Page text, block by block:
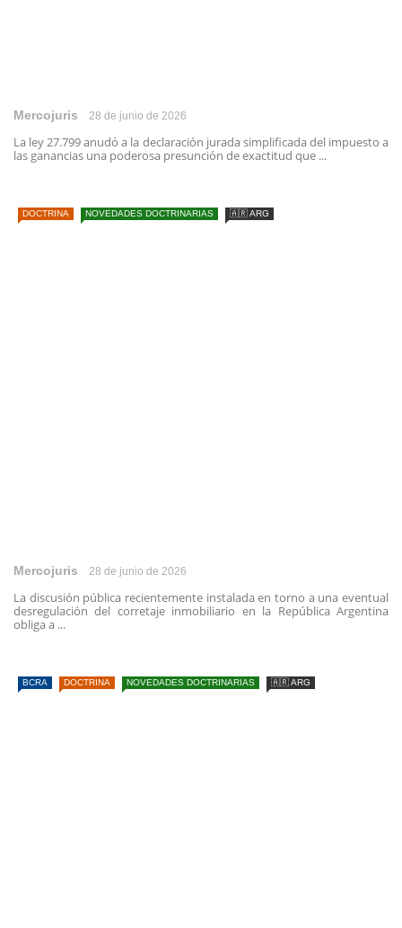
Mercojuris 28 de junio de 2026
La ley 27.799 anudó a la declaración jurada simplificada del impuesto a
las ganancias una poderosa presunción de exactitud que ...
DOCTRINA NOVEDADES DOCTRINARIAS 🇦🇷 ARG
Mercojuris 28 de junio de 2026
La discusión pública recientemente instalada en torno a una eventual
desregulación del corretaje inmobiliario en la República Argentina
obliga a ...
BCRA DOCTRINA NOVEDADES DOCTRINARIAS 🇦🇷 ARG